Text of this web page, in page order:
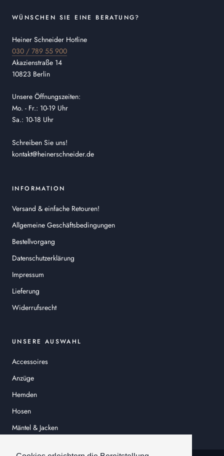
WÜNSCHEN SIE EINE BERATUNG?
Heiner Schneider Hotline
030 / 789 55 900
Akazienstraße 14
10823 Berlin
Unsere Öffnungszeiten:
Mo. - Fr.: 10-19 Uhr
Sa.: 10-18 Uhr
Schreiben Sie uns!
kontakt@heinerschneider.de
INFORMATION
Versand & einfache Retouren!
Allgemeine Geschäftsbedingungen
Bestellvorgang
Datenschutzerklärung
Impressum
Lieferung
Widerrufsrecht
UNSERE AUSWAHL
Accessoires
Anzüge
Hemden
Hosen
Mäntel & Jacken